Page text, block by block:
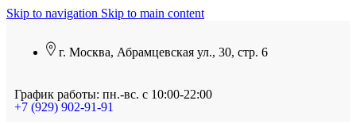
Skip to navigation Skip to main content
г. Москва, Абрамцевская ул., 30, стр. 6
График работы: пн.-вс. с 10:00-22:00
+7 (929) 902-91-91